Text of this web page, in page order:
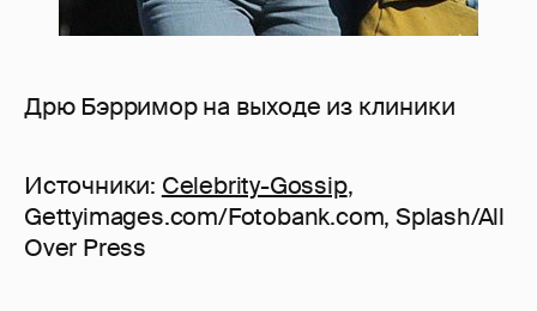
Дрю Бэрримор на выходе из клиники
Источники: Celebrity-Gossip,
Gettyimages.com/Fotobank.com, Splash/All
Over Press